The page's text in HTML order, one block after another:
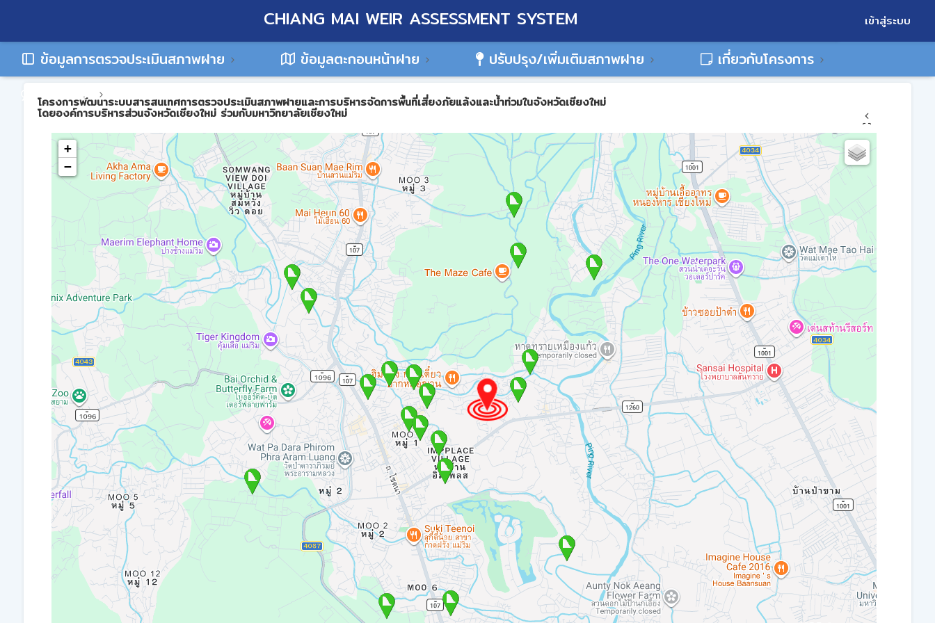
CHIANG MAI WEIR ASSESSMENT SYSTEM เข้าสู่ระบบ
ข้อมูลการตรวจประเมินสภาพฝาย ข้อมูลตะกอนหน้าฝาย ปรับปรุง/เพิ่มเติมสภาพฝาย
เกี่ยวกับโครงการ
ติดต่อเรา
โครงการพัฒนาระบบสารสนเทศการตรวจประเมินสภาพฝายและการบริหารจัดการพื้นที่เสี่ยงภัยแล้งและน้ำท่วมในจังหวัดเชียงใหม่
โดยองค์การบริหารส่วนจังหวัดเชียงใหม่ ร่วมกับมหาวิทยาลัยเชียงใหม่
+
−